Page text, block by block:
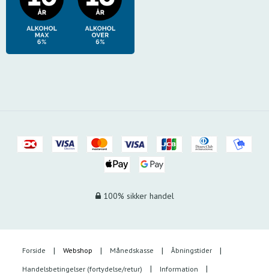
100% sikker handel
Forside Webshop Månedskasse Åbningstider
Handelsbetingelser (fortydelse/retur) Information